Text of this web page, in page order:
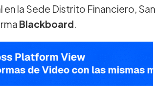
la Sede Distrito Financiero, San
Blackboard.